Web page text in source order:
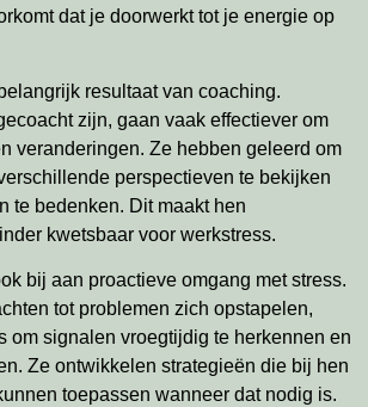
dat je doorwerkt tot je energie op
resultaat van coaching.
zijn, gaan vaak effectiever om
veranderingen. Ze hebben geleerd om
perspectieven te bekijken
te bedenken. Dit maakt hen
kwetsbaar voor werkstress.
bij aan proactieve omgang met stress.
tot problemen zich opstapelen,
om signalen vroegtijdig te herkennen en
Ze ontwikkelen strategieën die bij hen
toepassen wanneer dat nodig is.